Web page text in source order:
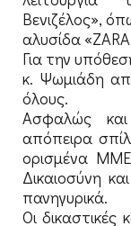
Βενιζέλος»,
αλυσίδα
Για την
κ. Ψωμιάδη
όλους.
Ασφαλώς
απόπειρα
ορισμένα
Δικαιοσύνη
πανηγυρικά.
Οι